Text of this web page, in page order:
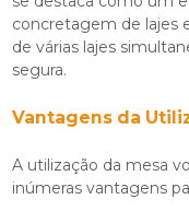
concretagem de lajes
de várias lajes
segura.
Vantagens da
A utilização da mesa
inúmeras vantagens